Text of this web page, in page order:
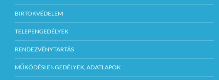
BIRTOKVÉDELEM
TELEPENGEDÉLYEK
RENDEZVÉNYTARTÁS
MŰKÖDÉSI ENGEDÉLYEK, ADATLAPOK